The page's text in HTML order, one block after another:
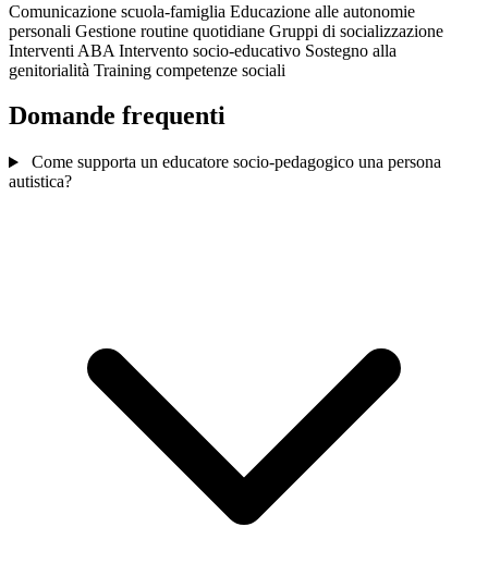
Comunicazione scuola-famiglia Educazione alle autonomie
personali Gestione routine quotidiane Gruppi di socializzazione
Interventi ABA Intervento socio-educativo Sostegno alla
genitorialità Training competenze sociali
Domande frequenti
Come supporta un educatore socio-pedagogico una persona
autistica?